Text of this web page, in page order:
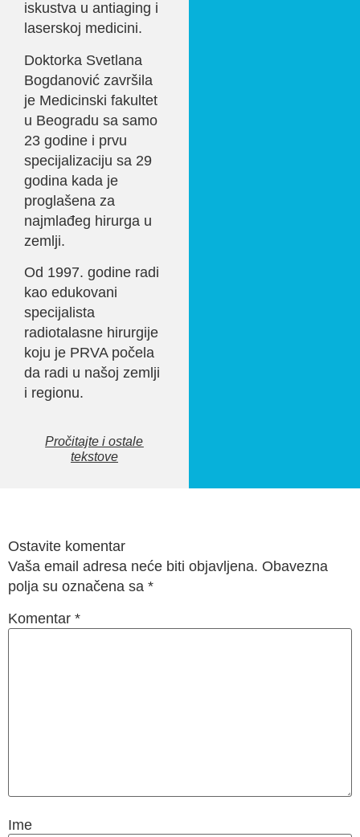
iskustva u antiaging i
laserskoj medicini.
Doktorka Svetlana
Bogdanović završila
je Medicinski fakultet
u Beogradu sa samo
23 godine i prvu
specijalizaciju sa 29
godina kada je
proglašena za
najmlađeg hirurga u
zemlji.
Od 1997. godine radi
kao edukovani
specijalista
radiotalasne hirurgije
koju je PRVA počela
da radi u našoj zemlji
i regionu.
Pročitajte i ostale
tekstove
Ostavite komentar
Vaša email adresa neće biti objavljena. Obavezna
polja su označena sa *
Komentar *
Ime